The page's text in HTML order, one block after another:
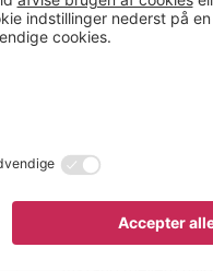
Antal hylder
Farve
Hjuldiameter
Hjullejring
Hjulmateriale